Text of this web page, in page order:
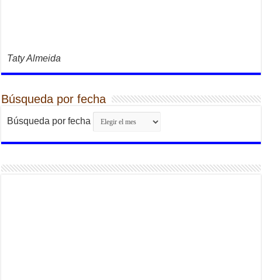
Taty Almeida
Búsqueda por fecha
Búsqueda por fecha